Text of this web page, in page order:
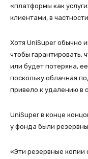
«платформы как
клиентами, в
Хотя UniSuper обычно
чтобы гарантировать,
или будет потеряна,
поскольку облачная
привело к удалению в
UniSuper в конце
у фонда были
«Эти резервные